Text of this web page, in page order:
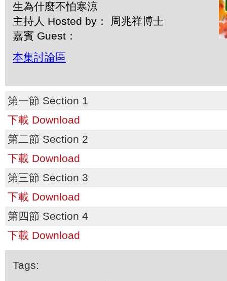
生為什麼不怕寒涼
主持人 Hosted by： 周兆祥博士
嘉賓 Guest：
本集討論區
第一節 Section 1
下載 Download
第二節 Section 2
下載 Download
第三節 Section 3
下載 Download
第四節 Section 4
下載 Download
Tags: